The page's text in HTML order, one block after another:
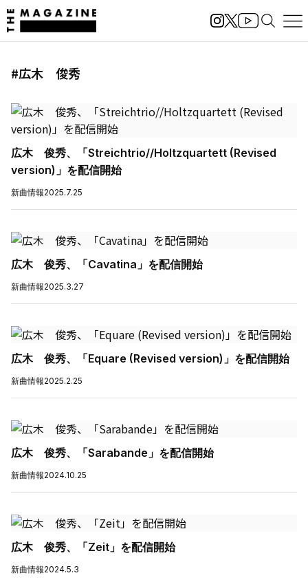
#広木 俊秀
広木 俊秀、「Streichtrio//Holtzquartett (Revised
version)」を配信開始
新曲情報2025.7.25
広木 俊秀、「Cavatina」を配信開始
新曲情報2025.3.27
広木 俊秀、「Equare (Revised version)」を配信開始
新曲情報2025.2.25
広木 俊秀、「Sarabande」を配信開始
新曲情報2024.10.25
広木 俊秀、「Zeit」を配信開始
新曲情報2024.5.3